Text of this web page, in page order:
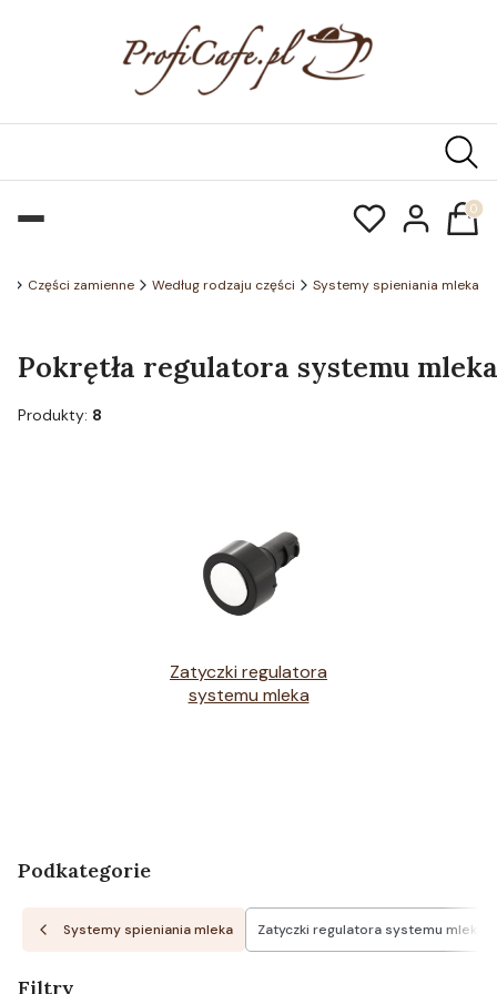
Części zamienne Według rodzaju części Systemy spieniania mleka
Pokrętła regulatora systemu mleka
Produkty: 8
Zatyczki regulatora
systemu mleka
Podkategorie
Systemy spieniania mleka Zatyczki regulatora systemu mleka
Filtry